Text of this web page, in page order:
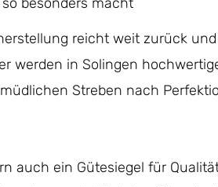
reicht weit zurück
werden in Solingen
Streben nach
auch ein Gütesiegel für